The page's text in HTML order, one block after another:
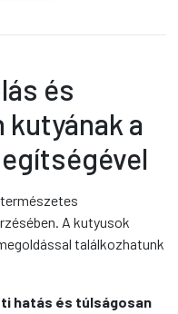
és
a
A kutyusok
találkozhatunk
hatás és túlságosan